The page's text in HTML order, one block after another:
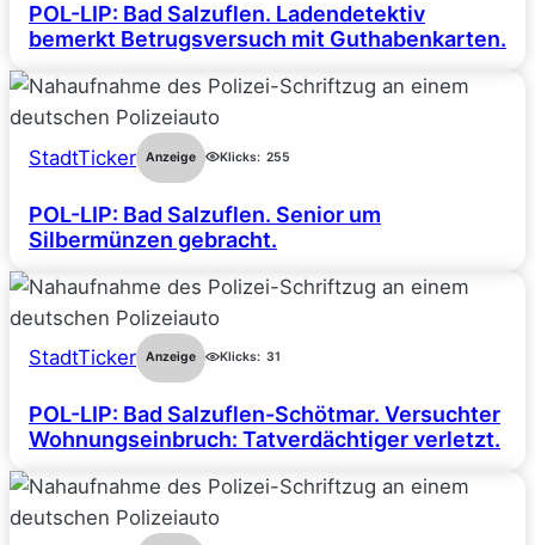
POL-LIP: Bad Salzuflen. Ladendetektiv
bemerkt Betrugsversuch mit Guthabenkarten.
StadtTicker Anzeige Klicks: 255
POL-LIP: Bad Salzuflen. Senior um
Silbermünzen gebracht.
StadtTicker Anzeige Klicks: 31
POL-LIP: Bad Salzuflen-Schötmar. Versuchter
Wohnungseinbruch: Tatverdächtiger verletzt.